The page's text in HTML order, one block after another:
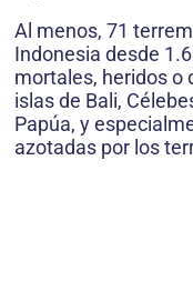
Al menos, 71
Indonesia desde
mortales, heridos o
islas de Bali,
Papúa, y
azotadas por los